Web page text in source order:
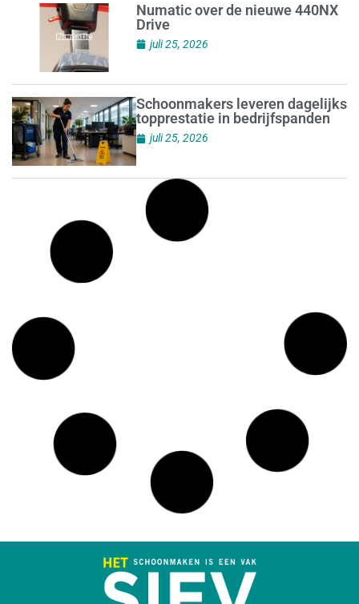
Numatic over de nieuwe 440NX
Drive
juli 25, 2026
Schoonmakers leveren dagelijks
topprestatie in bedrijfspanden
juli 25, 2026